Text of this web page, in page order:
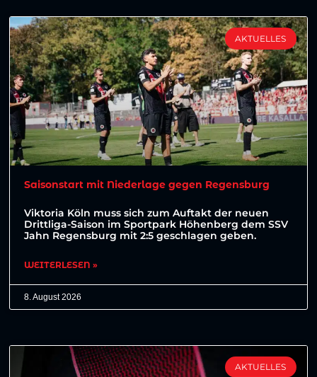
AKTUELLES
Saisonstart mit Niederlage gegen Regensburg
Viktoria Köln muss sich zum Auftakt der neuen
Drittliga-Saison im Sportpark Höhenberg dem SSV
Jahn Regensburg mit 2:5 geschlagen geben.
WEITERLESEN »
8. August 2026
AKTUELLES